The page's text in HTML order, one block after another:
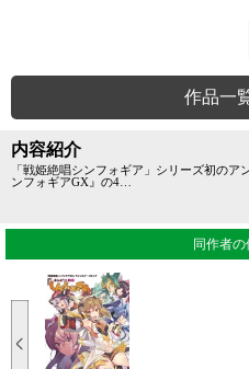
作品一
内容紹介
「戦姫絶唱シンフォギア」シリーズ初の
ンフォギアGX』の4
同作者